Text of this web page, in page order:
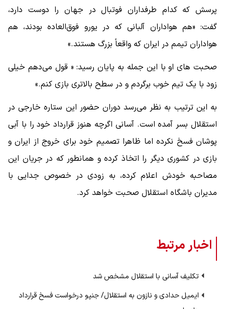
پرسش که کدام طرفداران فوتبال در جهان را دوست دارد،
گفت: «هم هواداران آلبانی که در یورو فوق‌العاده بودند، هم
هواداران تیمم در ایران که واقعاً بزرگ هستند.»
صحبت های او با این جمله به پایان رسید: « قول می‌دهم خیلی
زود با یک تیم خوب برگردم و در سطح بالاتری بازی کنم.»
به این ترتیب به نظر می‌رسد دوران حضور این ستاره خارجی در
استقلال بسر آمده است. آسانی اگرچه هنوز قرارداد خود را با آبی
پوشان فسخ نکرده اما ظاهرا تصمیم خود برای خروج از ایران و
بازی در کشوری دیگر را اتخاذ کرده و همانطور که در جریان این
مصاحبه خودش اعلام کرده، به زودی در خصوص جدایی با
مدیران باشگاه استقلال صحبت خواهد کرد.
اخبار مرتبط
تکلیف آسانی با استقلال مشخص شد
ایمیل حدادی و نازون به استقلال/ جنپو درخواست فسخ قرارداد